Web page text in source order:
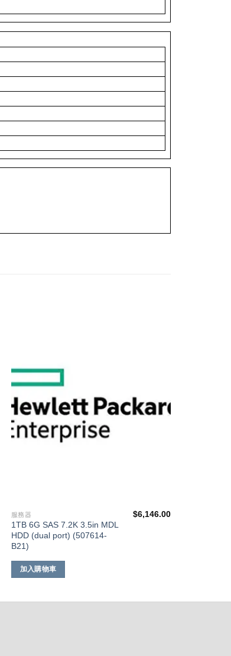
服務器
1TB 6G SAS 7.2K 3.5in MDL
HDD (dual port) (507614-
B21)
$6,146.00
加入購物車